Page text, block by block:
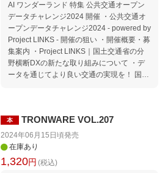
AI ワンダーランド 特集 公共交通オープン
データチャレンジ2024 開催 ・公共交通オ
ープンデータチャレンジ2024 - powered by
Project LINKS - 開催の狙い ・開催概要・募
集案内 ・Project LINKS｜国土交通省の分
野横断DXの新たな取り組みについて ・デ
ータを通じてより良い交通の実現を！ 国際
グラミングコンテスト μT-Kernel 3.0最新情
報とマイコンメーカーによるウェビナー紹
介 連載：micro:bitでμT-Kernel 3.0を動かそ
う 第13回 2台のmicro:bitをシリアル通信で
接続 セミナー情報｜セミナースケジュール
本 TRONWARE VOL.207
2024年06月15日頃発売
在庫あり
1,320円 (税込)